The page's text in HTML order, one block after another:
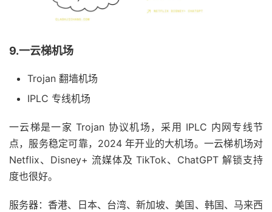
9.一云梯机场
Trojan 翻墙机场
IPLC 专线机场
一云梯是一家 Trojan 协议机场，采用 IPLC 内网专线节
点，服务稳定可靠，2024 年开业的大机场。一云梯机场对
Netflix、Disney+ 流媒体及 TikTok、ChatGPT 解锁支持
度也很好。
服务器：香港、日本、台湾、新加坡、美国、韩国、马来西